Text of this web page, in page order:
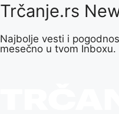
Trčanje.rs
Najbolje vesti i
mesečno u tvom Inboxu.